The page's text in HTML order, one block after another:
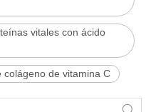
vitales con ácido
de vitamina C